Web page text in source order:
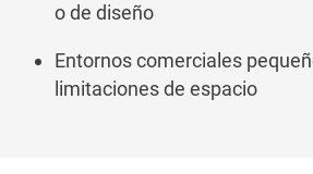
o de diseño
Entornos comerciales
limitaciones de espacio